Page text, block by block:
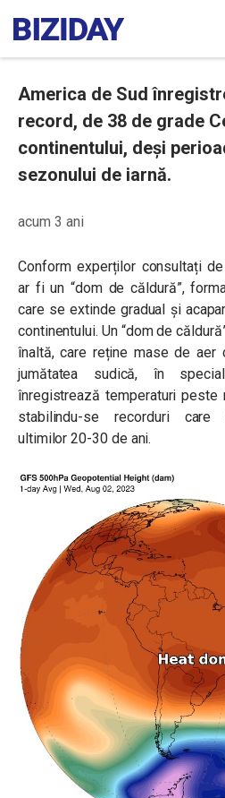
America de Sud
record, de 38 de grade
continentului, deși
sezonului de iarnă.
acum 3 ani
Conform experților consultați
ar fi un “dom de căldură”,
care se extinde gradual şi
continentului. Un “dom de
înaltă, care reține mase de aer
jumătatea sudică, în
înregistrează temperaturi peste
stabilindu-se recorduri care
ultimilor 20-30 de ani.